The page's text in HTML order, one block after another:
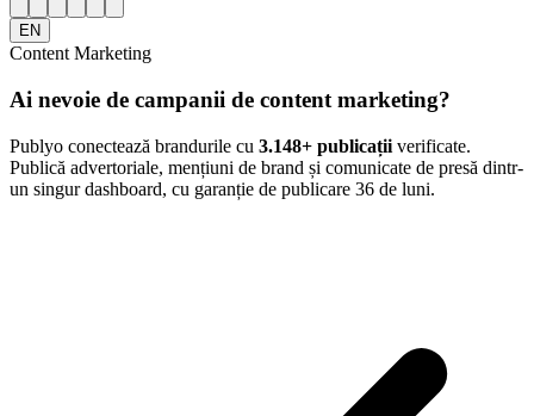
EN
Content Marketing
Ai nevoie de campanii de content marketing?
Publyo conectează brandurile cu 3.148+ publicații verificate.
Publică advertoriale, mențiuni de brand și comunicate de presă dintr-
un singur dashboard, cu garanție de publicare 36 de luni.